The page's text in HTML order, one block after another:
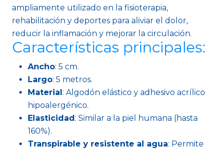
ampliamente utilizado en la fisioterapia,
rehabilitación y deportes para aliviar el dolor,
reducir la inflamación y mejorar la circulación.
Características principales:
Ancho: 5 cm.
Largo: 5 metros.
Material: Algodón elástico y adhesivo acrílico
hipoalergénico.
Elasticidad: Similar a la piel humana (hasta
160%).
Transpirable y resistente al agua: Permite